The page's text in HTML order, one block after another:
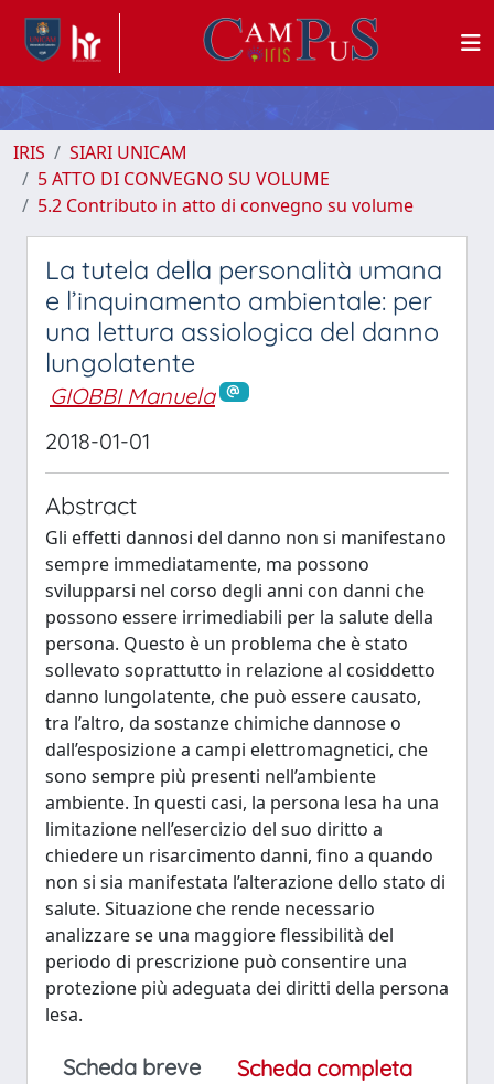
IRIS
SIARI UNICAM
5 ATTO DI CONVEGNO SU VOLUME
5.2 Contributo in atto di convegno su volume
La tutela della personalità umana
e l’inquinamento ambientale: per
una lettura assiologica del danno
lungolatente
GIOBBI Manuela
2018-01-01
Abstract
Gli effetti dannosi del danno non si manifestano
sempre immediatamente, ma possono
svilupparsi nel corso degli anni con danni che
possono essere irrimediabili per la salute della
persona. Questo è un problema che è stato
sollevato soprattutto in relazione al cosiddetto
danno lungolatente, che può essere causato,
tra l’altro, da sostanze chimiche dannose o
dall’esposizione a campi elettromagnetici, che
sono sempre più presenti nell’ambiente
ambiente. In questi casi, la persona lesa ha una
limitazione nell’esercizio del suo diritto a
chiedere un risarcimento danni, fino a quando
non si sia manifestata l’alterazione dello stato di
salute. Situazione che rende necessario
analizzare se una maggiore flessibilità del
periodo di prescrizione può consentire una
protezione più adeguata dei diritti della persona
lesa.
Scheda breve
Scheda completa